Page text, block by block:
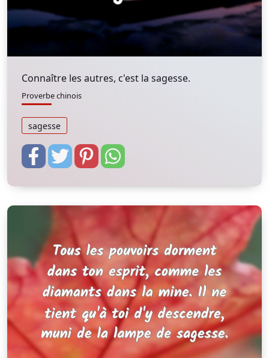
Connaître les autres, c'est la sagesse.
Proverbe chinois
sagesse